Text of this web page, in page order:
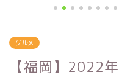
グルメ
【福岡】2022